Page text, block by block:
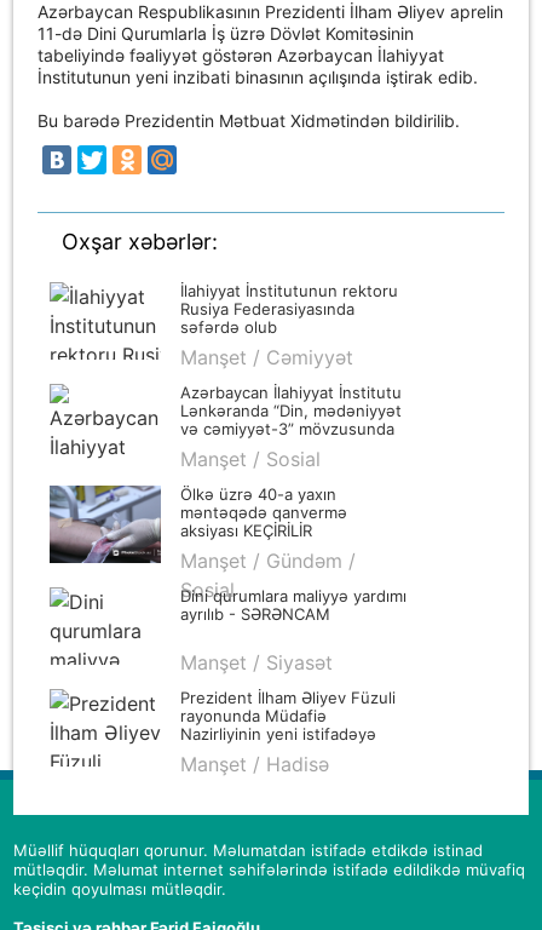
Azərbaycan Respublikasının Prezidenti İlham Əliyev aprelin
11-də Dini Qurumlarla İş üzrə Dövlət Komitəsinin
tabeliyində fəaliyyət göstərən Azərbaycan İlahiyyat
İnstitutunun yeni inzibati binasının açılışında iştirak edib.
Bu barədə Prezidentin Mətbuat Xidmətindən bildirilib.
Oxşar xəbərlər:
İlahiyyat İnstitutunun rektoru
Rusiya Federasiyasında
səfərdə olub
Manşet / Cəmiyyət
Azərbaycan İlahiyyat İnstitutu
Lənkəranda “Din, mədəniyyət
və cəmiyyət-3” mövzusunda
Manşet / Sosial
Ölkə üzrə 40-a yaxın
məntəqədə qanvermə
aksiyası KEÇİRİLİR
Manşet / Gündəm /
Sosial
Dini qurumlara maliyyə yardımı
ayrılıb - SƏRƏNCAM
Manşet / Siyasət
Prezident İlham Əliyev Füzuli
rayonunda Müdafiə
Nazirliyinin yeni istifadəyə
hissəsində yaradılan şəraitlə
Manşet / Hadisə
Müəllif hüquqları qorunur. Məlumatdan istifadə etdikdə istinad
mütləqdir. Məlumat internet səhifələrində istifadə edildikdə müvafiq
keçidin qoyulması mütləqdir.